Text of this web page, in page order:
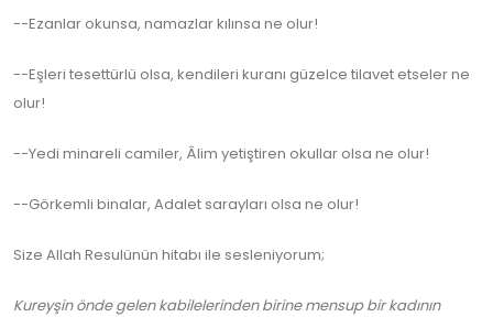
--Ezanlar okunsa, namazlar kılınsa ne olur!
--Eşleri tesettürlü olsa, kendileri kuranı güzelce tilavet etseler ne
olur!
--Yedi minareli camiler, Âlim yetiştiren okullar olsa ne olur!
--Görkemli binalar, Adalet sarayları olsa ne olur!
Size Allah Resulünün hitabı ile sesleniyorum;
Kureyşin önde gelen kabilelerinden birine mensup bir kadının